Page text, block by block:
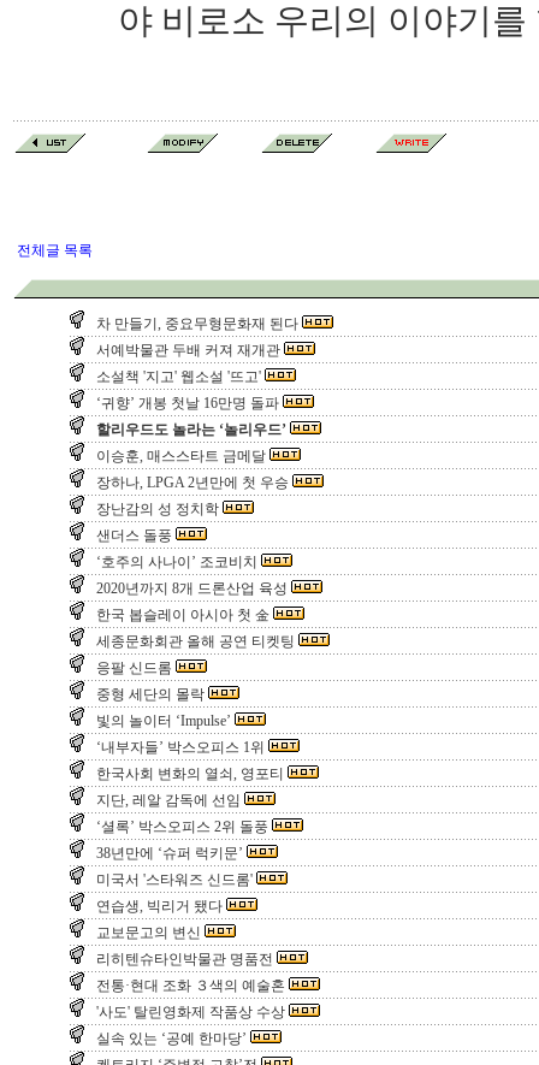
야 비로소 우리의 이야기
전체글 목록
차 만들기, 중요무형문화재 된다
서예박물관 두배 커져 재개관
소설책 '지고' 웹소설 '뜨고'
‘귀향’ 개봉 첫날 16만명 돌파
할리우드도 놀라는 ‘놀리우드’
이승훈, 매스스타트 금메달
장하나, LPGA 2년만에 첫 우승
장난감의 성 정치학
샌더스 돌풍
‘호주의 사나이’ 조코비치
2020년까지 8개 드론산업 육성
한국 봅슬레이 아시아 첫 金
세종문화회관 올해 공연 티켓팅
응팔 신드롬
중형 세단의 몰락
빛의 놀이터 ‘Impulse’
‘내부자들’ 박스오피스 1위
한국사회 변화의 열쇠, 영포티
지단, 레알 감독에 선임
‘셜록’ 박스오피스 2위 돌풍
38년만에 ‘슈퍼 럭키문’
미국서 '스타워즈 신드롬'
연습생, 빅리거 됐다
교보문고의 변신
리히텐슈타인박물관 명품전
전통·현대 조화 ３색의 예술혼
'사도' 탈린영화제 작품상 수상
실속 있는 ‘공예 한마당’